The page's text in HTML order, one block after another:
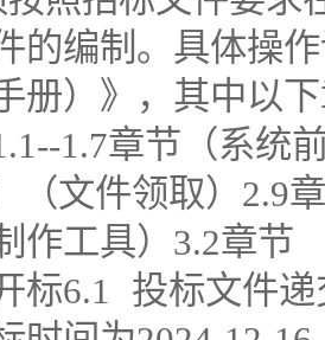
的编制。具体操
册）》，其中以
1.7章节（系统
（文件领取）2.9
作工具）3.2章节
标6.1 投标文件